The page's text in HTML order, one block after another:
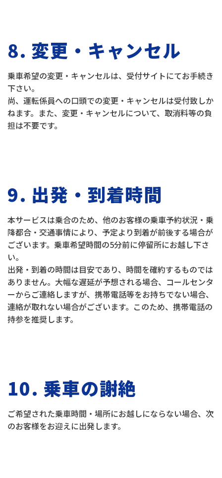
8. 変更・キャンセル
乗車希望の変更・キャンセルは、受付サイトにてお手続き
下さい。
尚、運転係員への口頭での変更・キャンセルは受付致しか
ねます。また、変更・キャンセルについて、取消料等の負
担は不要です。
9. 出発・到着時間
本サービスは乗合のため、他のお客様の乗車予約状況・乗
降都合・交通事情により、予定より到着が前後する場合が
ございます。乗車希望時間の5分前に停留所にお越し下さ
い。
出発・到着の時間は目安であり、時間を確約するものでは
ありません。大幅な遅延が予想される場合、コールセンタ
ーからご連絡しますが、携帯電話等をお持ちでない場合、
連絡が取れない場合がございます。このため、携帯電話の
持参を推奨します。
10. 乗車の謝絶
ご希望された乗車時間・場所にお越しにならない場合、次
のお客様をお迎えに出発します。